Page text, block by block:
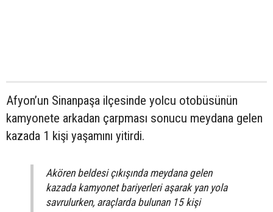
Afyon’un Sinanpaşa ilçesinde yolcu otobüsünün
kamyonete arkadan çarpması sonucu meydana gelen
kazada 1 kişi yaşamını yitirdi.
Akören beldesi çıkışında meydana gelen
kazada kamyonet bariyerleri aşarak yan yola
savrulurken, araçlarda bulunan 15 kişi